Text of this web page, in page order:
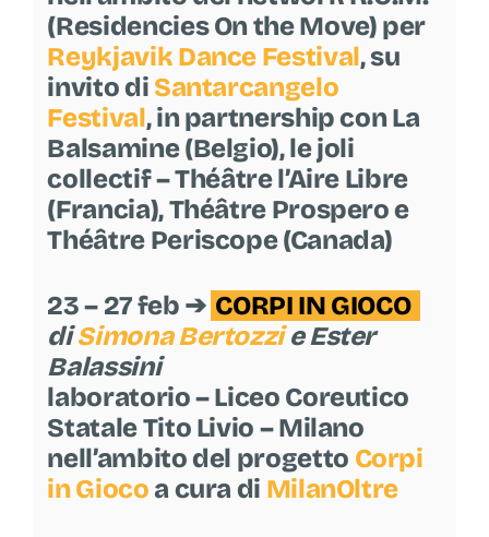
(Residencies On the Move) per
Reykjavik Dance Festival, su
invito di Santarcangelo
Festival, in partnership con La
Balsamine (Belgio), le joli
collectif – Théâtre l’Aire Libre
(Francia), Théâtre Prospero e
Théâtre Periscope (Canada)
23 – 27 feb ➔ CORPI IN GIOCO
diSimona Bertozzie Ester
Balassini
laboratorio – Liceo Coreutico
Statale Tito Livio – Milano
nell’ambito del progetto Corpi
in Gioco a cura di MilanOltre